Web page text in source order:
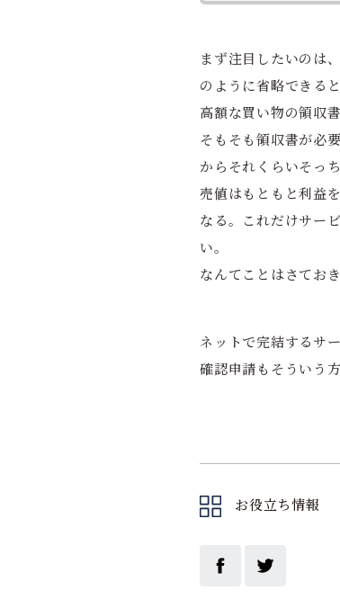
まず注目したいのは
のように省略できる
高額な買い物の領収
そもそも領収書が必
からそれくらいそっ
売値はもともと利益
なる。これだけサー
い。
なんてことはさておき
ネットで完結するサ
確認申請もそういう
お役立ち情報